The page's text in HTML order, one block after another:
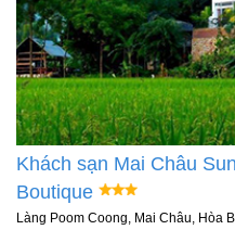
Khách sạn Mai Châu
Boutique
Làng Poom Coong, Mai Châu, Hòa